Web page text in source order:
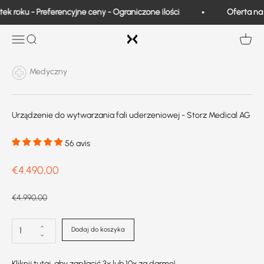
- Preferencyjne ceny - Ograniczone ilości Oferta na
Otwarta nawigacja
Wyszukiwanie Exo Medical
Medyczny
Urządzenie do wytwarzania fali uderzeniowej - Storz Medical AG
56 avis
Prix de vente
€4.490,00
Prix normal
€4.990,00
Dodaj do koszyka